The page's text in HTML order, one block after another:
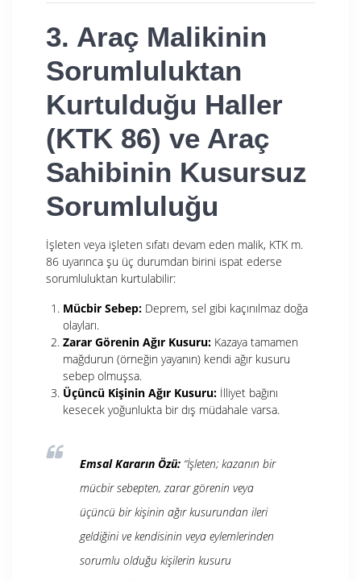
3. Araç Malikinin
Sorumluluktan
Kurtulduğu Haller
(KTK 86) ve Araç
Sahibinin Kusursuz
Sorumluluğu
İşleten veya işleten sıfatı devam eden malik, KTK m.
86 uyarınca şu üç durumdan birini ispat ederse
sorumluluktan kurtulabilir:
Mücbir Sebep: Deprem, sel gibi kaçınılmaz doğa
olayları.
Zarar Görenin Ağır Kusuru: Kazaya tamamen
mağdurun (örneğin yayanın) kendi ağır kusuru
sebep olmuşsa.
Üçüncü Kişinin Ağır Kusuru: İlliyet bağını
kesecek yoğunlukta bir dış müdahale varsa.
Emsal Kararın Özü: “İşleten; kazanın bir
mücbir sebepten, zarar görenin veya
üçüncü bir kişinin ağır kusurundan ileri
geldiğini ve kendisinin veya eylemlerinden
sorumlu olduğu kişilerin kusuru